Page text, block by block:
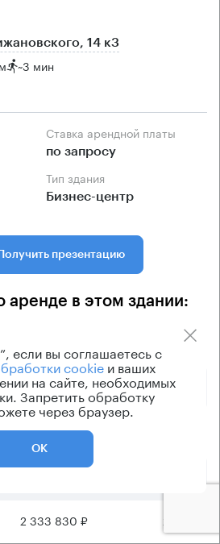
14 к3
~3 мин
Ставка арендной платы
по запросу
Тип здания
Бизнес-центр
Получить презентацию
аренде в этом здании:
Этаж
323 000 ₽
760 000 ₽
2 333 830 ₽
если вы соглашаетесь с
cookieи ваших
на сайте, необходимых
Запретить обработку
через браузер.
ОК